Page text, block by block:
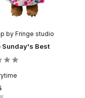
by Fringe studio
Sunday's Best